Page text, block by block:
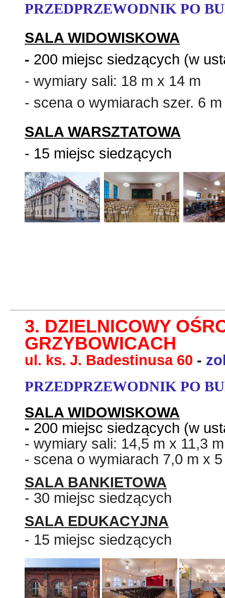
PRZEDPRZEWODNIK PO
SALA WIDOWISKOWA
- 200 miejsc siedzących (w
- wymiary sali: 18 m x 14 m
- scena o wymiarach szer. 6
SALA WARSZTATOWA
- 15 miejsc siedzących
3. DZIELNICOWY
GRZYBOWICACH
ul. ks. J. Badestinusa 60 -
PRZEDPRZEWODNIK PO
SALA WIDOWISKOWA
- 200 miejsc siedzących (w
- wymiary sali: 14,5 m x 11,3 m
- scena o wymiarach 7,0 m x
SALA BANKIETOWA
- 30 miejsc siedzących
SALA EDUKACYJNA
- 15 miejsc siedzących